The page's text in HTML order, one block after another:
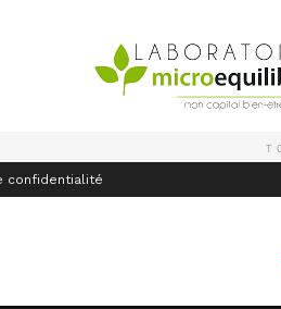
confidentialité